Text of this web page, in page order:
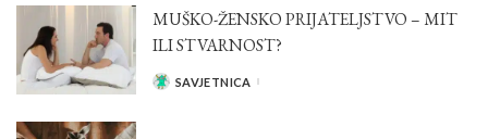
MUŠKO-ŽENSKO PRIJATELJSTVO – MIT
ILI STVARNOST?
POSTED
SAVJETNICA